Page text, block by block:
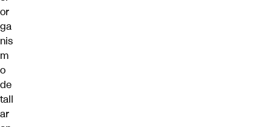
or
ga
nis
m
o
de
tall
ar